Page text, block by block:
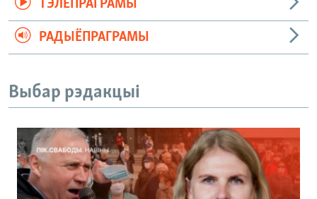
ТЭЛЕПРАГРАМЫ
РАДЫЁПРАГРАМЫ
Выбар рэдакцыі